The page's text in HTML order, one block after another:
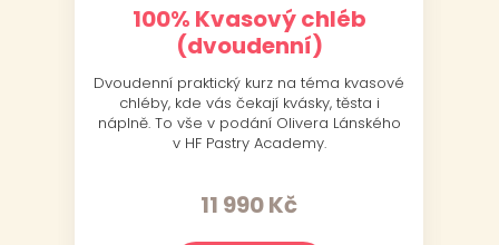
100% Kvasový chléb
(dvoudenní)
Dvoudenní praktický kurz na téma kvasové
chléby, kde vás čekají kvásky, těsta i
náplně. To vše v podání Olivera Lánského
v HF Pastry Academy.
11 990Kč